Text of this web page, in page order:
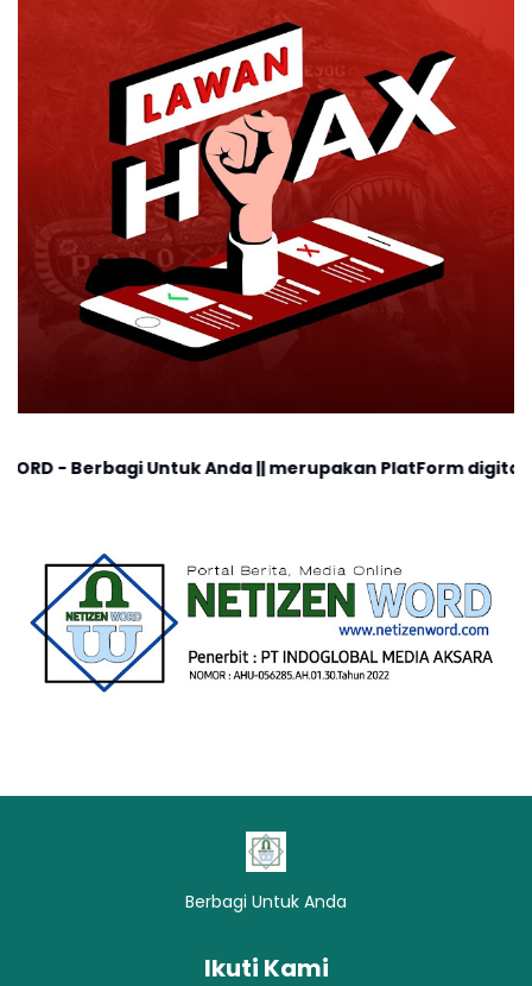
Untuk Anda || merupakan PlatForm digital, cocok
Berbagi Untuk Anda
Ikuti Kami